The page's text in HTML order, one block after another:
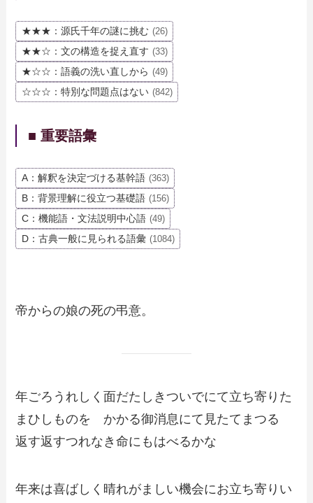
★★★：源氏千年の謎に挑む (26)
★★☆：文の構造を捉え直す (33)
★☆☆：語義の洗い直しから (49)
☆☆☆：特別な問題点はない (842)
■ 重要語彙
A：解釈を決定づける基幹語 (363)
B：背景理解に役立つ基礎語 (156)
C：機能語・文法説明中心語 (49)
D：古典一般に見られる語彙 (1084)
帝からの娘の死の弔意。
年ごろうれしく面だたしきついでにて立ち寄りた
まひしものを かかる御消息にて見たてまつる
返す返すつれなき命にもはべるかな
年来は喜ばしく晴れがましい機会にお立ち寄りい